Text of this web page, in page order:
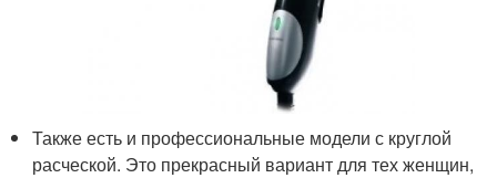
Также есть и профессиональные модели с круглой
расческой. Это прекрасный вариант для тех женщин,